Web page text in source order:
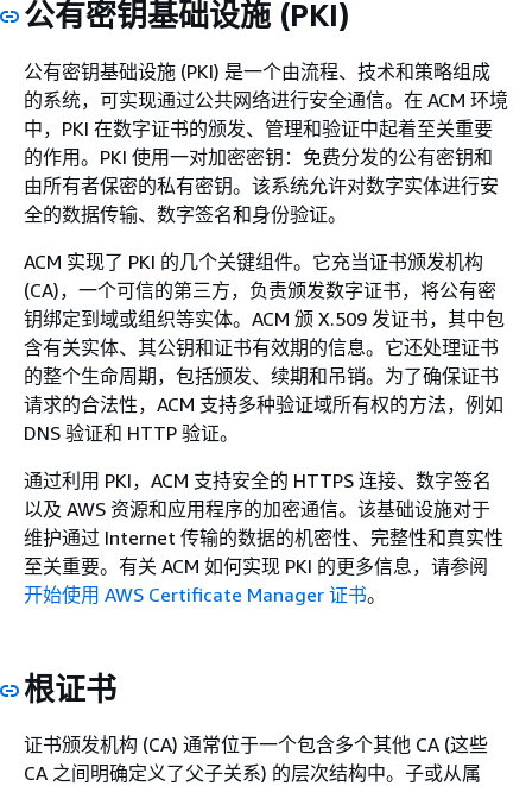
公有密钥基础设施 (PKI)
公有密钥基础设施 (PKI) 是一个由流程、技术和策略组成
的系统，可实现通过公共网络进行安全通信。在 ACM 环境
中，PKI 在数字证书的颁发、管理和验证中起着至关重要
的作用。PKI 使用一对加密密钥：免费分发的公有密钥和
由所有者保密的私有密钥。该系统允许对数字实体进行安
全的数据传输、数字签名和身份验证。
ACM 实现了 PKI 的几个关键组件。它充当证书颁发机构
(CA)，一个可信的第三方，负责颁发数字证书，将公有密
钥绑定到域或组织等实体。ACM 颁 X.509 发证书，其中包
含有关实体、其公钥和证书有效期的信息。它还处理证书
的整个生命周期，包括颁发、续期和吊销。为了确保证书
请求的合法性，ACM 支持多种验证域所有权的方法，例如
DNS 验证和 HTTP 验证。
通过利用 PKI，ACM 支持安全的 HTTPS 连接、数字签名
以及 AWS 资源和应用程序的加密通信。该基础设施对于
维护通过 Internet 传输的数据的机密性、完整性和真实性
至关重要。有关 ACM 如何实现 PKI 的更多信息，请参阅
开始使用 AWS Certificate Manager 证书。
根证书
证书颁发机构 (CA) 通常位于一个包含多个其他 CA (这些
CA 之间明确定义了父子关系) 的层次结构中。子或从属